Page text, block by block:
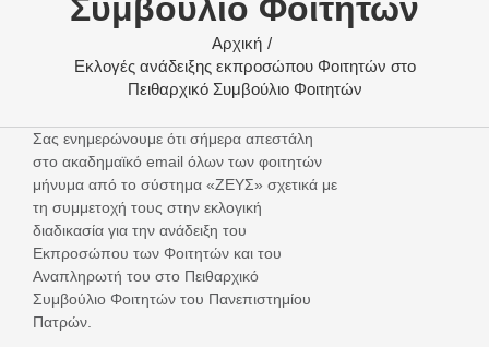
Συμβούλιο Φοιτητών
Αρχική
Εκλογές ανάδειξης εκπροσώπου Φοιτητών στο
Πειθαρχικό Συμβούλιο Φοιτητών
Σας ενημερώνουμε ότι σήμερα απεστάλη
στο ακαδημαϊκό email όλων των φοιτητών
μήνυμα από το σύστημα «ΖΕΥΣ» σχετικά με
τη συμμετοχή τους στην εκλογική
διαδικασία για την ανάδειξη του
Εκπροσώπου των Φοιτητών και του
Αναπληρωτή του στο Πειθαρχικό
Συμβούλιο Φοιτητών του Πανεπιστημίου
Πατρών.